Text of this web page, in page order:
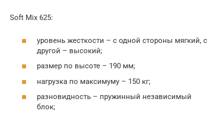
Soft Mix 625:
уровень жесткости – с одной стороны мягкий, с
другой – высокий;
размер по высоте – 190 мм;
нагрузка по максимуму – 150 кг;
разновидность – пружинный независимый
блок;